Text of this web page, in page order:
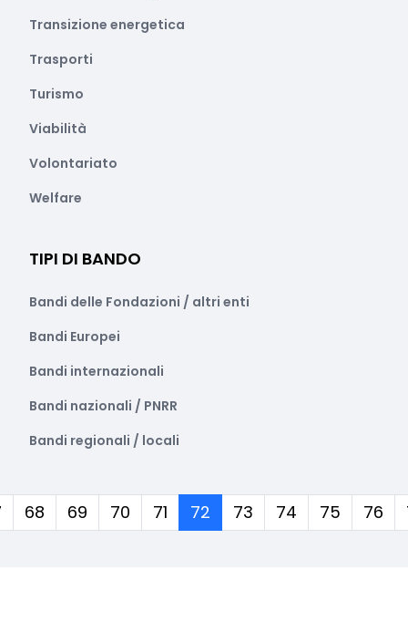
Transizione energetica
Trasporti
Turismo
Viabilità
Volontariato
Welfare
TIPI DI BANDO
Bandi delle Fondazioni / altri enti
Bandi Europei
Bandi internazionali
Bandi nazionali / PNRR
Bandi regionali / locali
68 69 70 71 72 (corrente)
73 74 75 76